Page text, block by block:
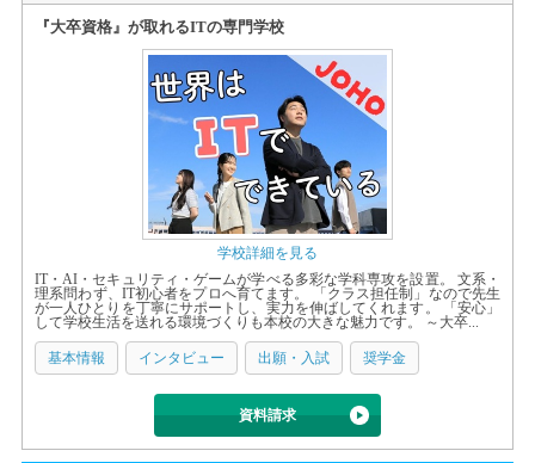
『大卒資格』が取れるITの専門学校
学校詳細を見る
IT・AI・セキュリティ・ゲームが学べる多彩な学科専攻を設置。 文系・
理系問わず、IT初心者をプロへ育てます。 「クラス担任制」なので先生
が一人ひとりを丁寧にサポートし、実力を伸ばしてくれます。 「安心」
して学校生活を送れる環境づくりも本校の大きな魅力です。 ～大卒...
基本情報 インタビュー 出願・入試 奨学金
資料請求